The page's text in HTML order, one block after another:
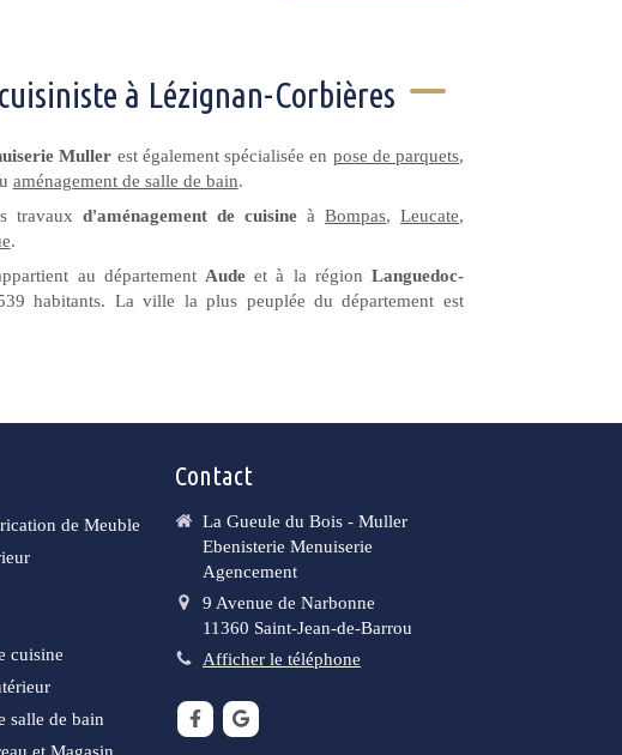
à Lézignan-Corbières
Muller est également spécialisée en pose de parquets,
aménagement de salle de bain.
travaux d'aménagement de cuisine àBompas, Leucate,
.
au département Audeet à la région Languedoc-
habitants. La ville la plus peuplée du département est
de Meuble
cuisine
salle de bain
Contact
La Gueule du Bois - Muller
Ebenisterie Menuiserie
Agencement
9 Avenue de Narbonne
11360 Saint-Jean-de-Barrou
Afficher le téléphone